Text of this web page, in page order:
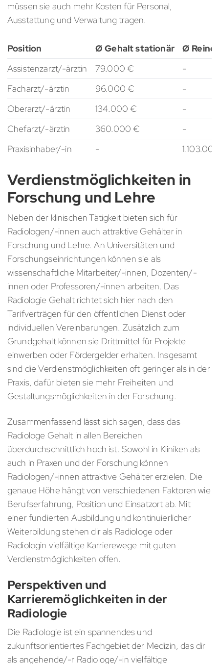
müssen sie auch mehr Kosten für Personal,
Ausstattung und Verwaltung tragen.
Position Ø Gehalt stationär
Ø
Assistenzarzt/-ärztin
79.000 €
-
Facharzt/-ärztin
96.000 €
-
Oberarzt/-ärztin
134.000 €
-
Chefarzt/-ärztin
360.000 €
-
Praxisinhaber/-in
-
Verdienstmöglichkeiten in
Forschung und Lehre
Neben der klinischen Tätigkeit bieten sich für
Radiologen/-innen auch attraktive Gehälter in
Forschung und Lehre. An Universitäten und
Forschungseinrichtungen können sie als
wissenschaftliche Mitarbeiter/-innen, Dozenten/-
innen oder Professoren/-innen arbeiten. Das
Radiologie Gehalt richtet sich hier nach den
Tarifverträgen für den öffentlichen Dienst oder
individuellen Vereinbarungen. Zusätzlich zum
Grundgehalt können sie Drittmittel für Projekte
einwerben oder Fördergelder erhalten. Insgesamt
sind die Verdienstmöglichkeiten oft geringer als in der
Praxis, dafür bieten sie mehr Freiheiten und
Gestaltungsmöglichkeiten in der Forschung.
Zusammenfassend lässt sich sagen, dass das
Radiologe Gehalt in allen Bereichen
überdurchschnittlich hoch ist. Sowohl in Kliniken als
auch in Praxen und der Forschung können
Radiologen/-innen attraktive Gehälter erzielen. Die
genaue Höhe hängt von verschiedenen Faktoren wie
Berufserfahrung, Position und Einsatzort ab. Mit
einer fundierten Ausbildung und kontinuierlicher
Weiterbildung stehen dir als Radiologe oder
Radiologin vielfältige Karrierewege mit guten
Verdienstmöglichkeiten offen.
Perspektiven und
Karrieremöglichkeiten in der
Radiologie
Die Radiologie ist ein spannendes und
zukunftsorientiertes Fachgebiet der Medizin, das dir
als angehende/-r Radiologe/-in vielfältige